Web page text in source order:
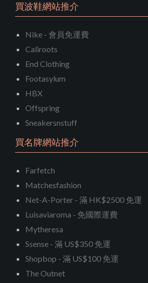
買波鞋網站推介
Nike - 會員免運費
Caliroots
End Clothing
Footasylum
HBX
Offspring
Sneakersnstuff
買名牌網站推介
Farfetch
Matchesfashion
Net-A-Porter - 滿 HK$2500 免運
Luisaviaroma - 免國際運費
Mytheresa
Ssense - 滿 US$350 免運
Shopbop - 滿 US$100 免運
The Outnet